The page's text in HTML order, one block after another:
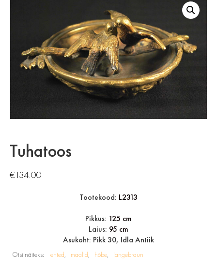
Tuhatoos
€134.00
Tootekood: L2313
Pikkus: 125 cm
Laius: 95 cm
Asukoht: Pikk 30, Idla Antiik
Otsi näiteks: ehted maalid hõbe langebraun